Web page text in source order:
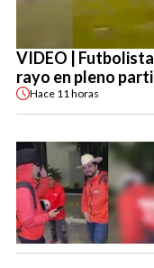
VIDEO |
rayo en pleno
Hace 11 horas